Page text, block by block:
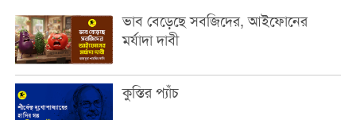
ভাব বেড়েছে সবজিদের, আইফোনের
মর্যাদা দাবী
কুস্তির প্যাঁচ